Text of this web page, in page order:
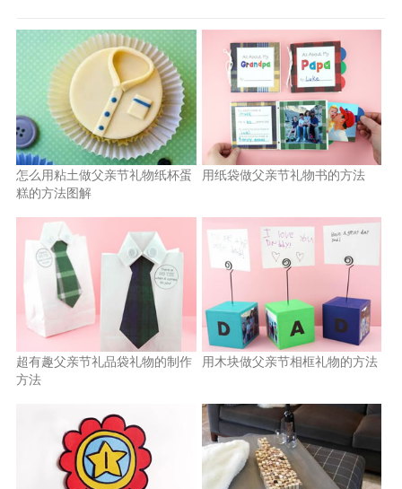
怎么用粘土做父亲节礼物纸杯蛋
糕的方法图解
用纸袋做父亲节礼物书的方法
超有趣父亲节礼品袋礼物的制作
方法
用木块做父亲节相框礼物的方法